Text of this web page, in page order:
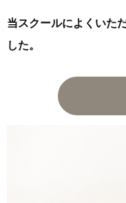
当スクールによくいた
した。